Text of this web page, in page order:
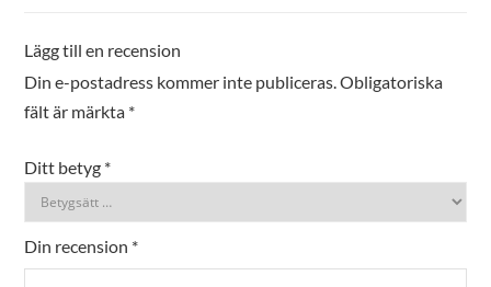
Lägg till en recension
Din e-postadress kommer inte publiceras. Obligatoriska
fält är märkta *
Ditt betyg *
Din recension *